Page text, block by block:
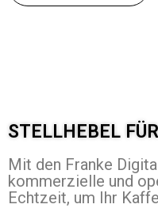
STELLHEBEL
Mit den Franke
kommerzielle und
Echtzeit, um Ihr